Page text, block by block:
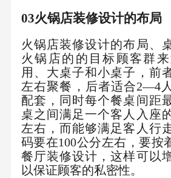
03火锅店装修设计的布局
火锅店装修设计的布局、
火锅店的的目标顾客群
用、大桌子和小桌子，前
左右聚餐，后者适合2—4
配套，同时每个餐桌间距
桌之间满足一个客人入座
左右，而能够满足客人行
码要在100公分左右，要按
餐厅装修设计，这样可以
以保证顾客的私密性。